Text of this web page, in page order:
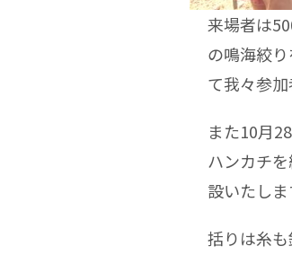
来場者は
の鳴海絞
て我々参
また10月
ハンカチ
設いたしま
括りは糸